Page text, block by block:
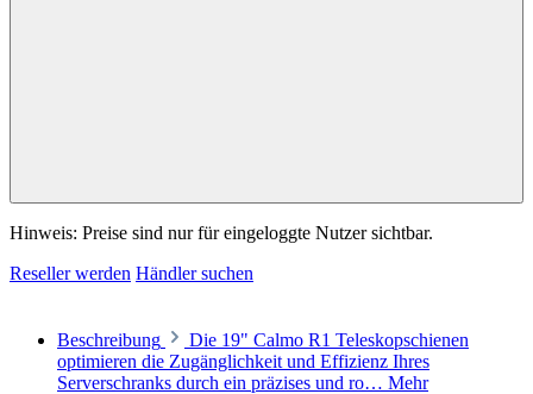
Hinweis: Preise sind nur für eingeloggte Nutzer sichtbar.
Reseller werden Händler suchen
Beschreibung
Die 19" Calmo R1 Teleskopschienen
optimieren die Zugänglichkeit und Effizienz Ihres
Serverschranks durch ein präzises und ro… Mehr